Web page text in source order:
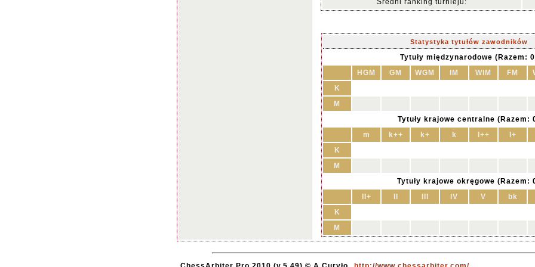
Średni ranking turnieju:
Statystyka tytułów zawodników
Tytuły międzynarodowe (Razem:
HGM
GM WGM IM WIM FM
K
M
Tytuły krajowe centralne (Razem:
m
k++ k+ k I++ I+
K
M
Tytuły krajowe okręgowe (Razem:
II+
IV V
bk
K
M